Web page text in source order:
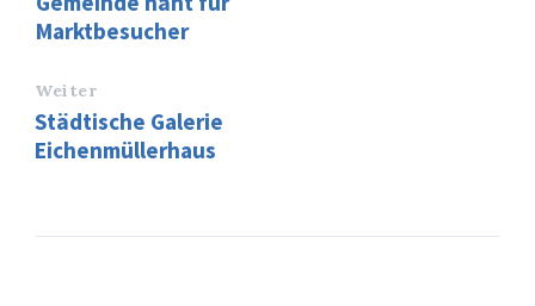
Marktbesucher
Weiter
Städtische Galerie
Eichenmüllerhaus